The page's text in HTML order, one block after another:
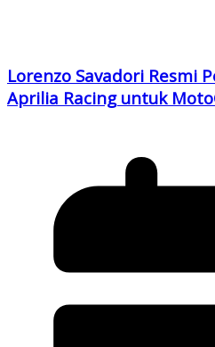
Lorenzo Savadori Resmi
Aprilia Racing untuk